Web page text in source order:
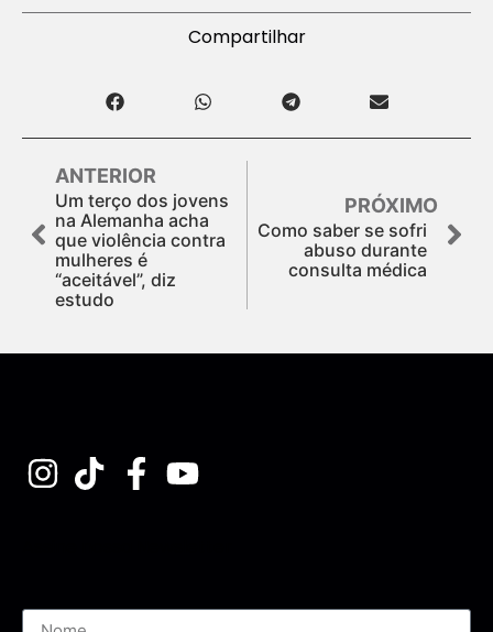
Compartilhar
ANTERIOR
Um terço dos jovens
na Alemanha acha
que violência contra
mulheres é
“aceitável”, diz
estudo
PRÓXIMO
Como saber se sofri
abuso durante
consulta médica